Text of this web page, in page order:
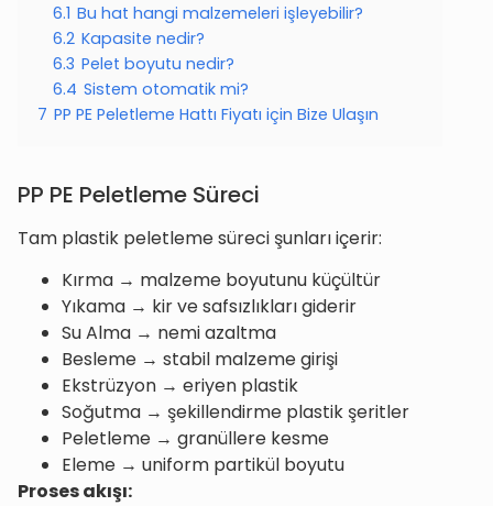
6.1 Bu hat hangi malzemeleri işleyebilir?
6.2 Kapasite nedir?
6.3 Pelet boyutu nedir?
6.4 Sistem otomatik mi?
7 PP PE Peletleme Hattı Fiyatı için Bize Ulaşın
PP PE Peletleme Süreci
Tam plastik peletleme süreci şunları içerir:
Kırma → malzeme boyutunu küçültür
Yıkama → kir ve safsızlıkları giderir
Su Alma → nemi azaltma
Besleme → stabil malzeme girişi
Ekstrüzyon → eriyen plastik
Soğutma → şekillendirme plastik şeritler
Peletleme → granüllere kesme
Eleme → uniform partikül boyutu
Proses akışı: